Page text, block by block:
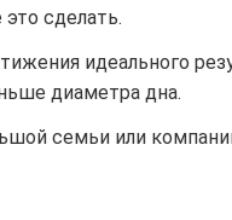
сделать.
идеального
диаметра дна.
семьи или